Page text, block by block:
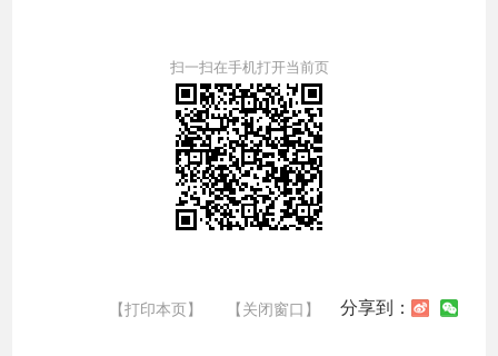
扫一扫在手机打开当前页
【打印本页】 【关闭窗口】 分享到：